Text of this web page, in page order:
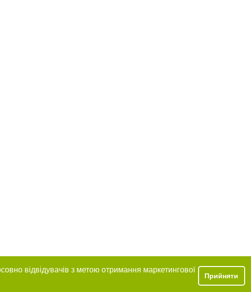
відвідувачів з метою отримання маркетингової
Прийняти